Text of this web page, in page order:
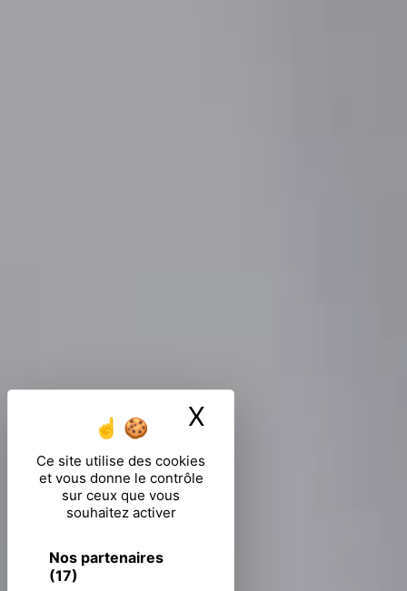
Ce site utilise des cookies
et vous donne le contrôle
sur ceux que vous
souhaitez activer
Nos partenaires
(17)
X